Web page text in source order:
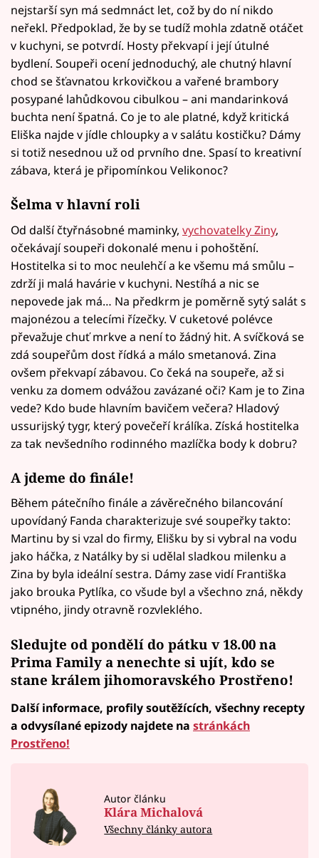
nejstarší syn má sedmnáct let, což by do ní nikdo
neřekl. Předpoklad, že by se tudíž mohla zdatně otáčet
v kuchyni, se potvrdí. Hosty překvapí i její útulné
bydlení. Soupeři ocení jednoduchý, ale chutný hlavní
chod se šťavnatou krkovičkou a vařené brambory
posypané lahůdkovou cibulkou – ani mandarinková
buchta není špatná. Co je to ale platné, když kritická
Eliška najde v jídle chloupky a v salátu kostičku? Dámy
si totiž nesednou už od prvního dne. Spasí to kreativní
zábava, která je připomínkou Velikonoc?
Šelma v hlavní roli
Od další čtyřnásobné maminky, vychovatelky Ziny,
očekávají soupeři dokonalé menu i pohoštění.
Hostitelka si to moc neulehčí a ke všemu má smůlu –
zdrží ji malá havárie v kuchyni. Nestíhá a nic se
nepovede jak má… Na předkrm je poměrně sytý salát s
majonézou a telecími řízečky. V cuketové polévce
převažuje chuť mrkve a není to žádný hit. A svíčková se
zdá soupeřům dost řídká a málo smetanová. Zina
ovšem překvapí zábavou. Co čeká na soupeře, až si
venku za domem odvážou zavázané oči? Kam je to Zina
vede? Kdo bude hlavním bavičem večera? Hladový
ussurijský tygr, který povečeří králíka. Získá hostitelka
za tak nevšedního rodinného mazlíčka body k dobru?
A jdeme do finále!
Během pátečního finále a závěrečného bilancování
upovídaný Fanda charakterizuje své soupeřky takto:
Martinu by si vzal do firmy, Elišku by si vybral na vodu
jako háčka, z Natálky by si udělal sladkou milenku a
Zina by byla ideální sestra. Dámy zase vidí Františka
jako brouka Pytlíka, co všude byl a všechno zná, někdy
vtipného, jindy otravně rozvleklého.
Sledujte od pondělí do pátku v 18.00 na
Prima Family a nenechte si ujít, kdo se
stane králem jihomoravského Prostřeno!
Další informace, profily soutěžících, všechny recepty
a odvysílané epizody najdete na stránkách
Prostřeno!
Autor článku
Klára Michalová
Všechny články autora